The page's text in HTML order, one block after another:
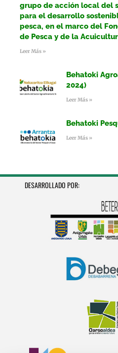
grupo de acción local del
para el desarrollo
pesca, en el marco del
de Pesca y de la
Leer Más »
Behatoki
2024)
Leer Más »
Behatoki
Leer Más »
DESARROLLADO POR: